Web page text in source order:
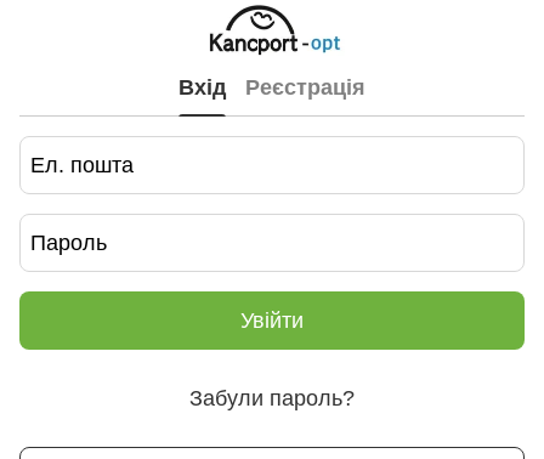
Вхід Реєстрація
Увійти
Забули пароль?